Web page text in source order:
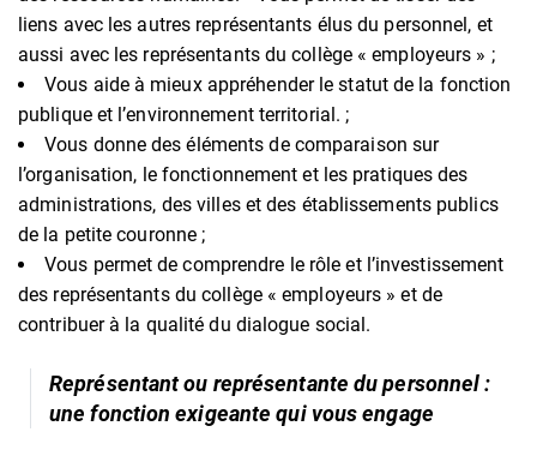
liens avec les autres représentants élus du personnel, et
aussi avec les représentants du collège « employeurs » ;
Vous aide à mieux appréhender le statut de la fonction
publique et l’environnement territorial. ;
Vous donne des éléments de comparaison sur
l’organisation, le fonctionnement et les pratiques des
administrations, des villes et des établissements publics
de la petite couronne ;
Vous permet de comprendre le rôle et l’investissement
des représentants du collège « employeurs » et de
contribuer à la qualité du dialogue social.
Représentant ou représentante du personnel :
une fonction exigeante qui vous engage